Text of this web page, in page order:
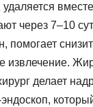
удаляется
через 7–10
помогает
извлечение.
делает